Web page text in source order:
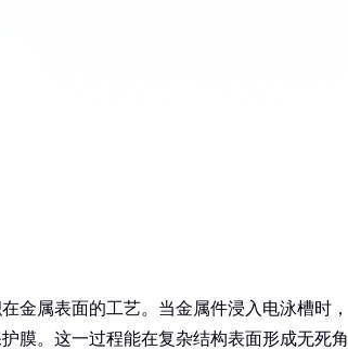
金属表面的工艺。当金属件浸入电泳槽时，
膜。这一过程能在复杂结构表面形成无死角